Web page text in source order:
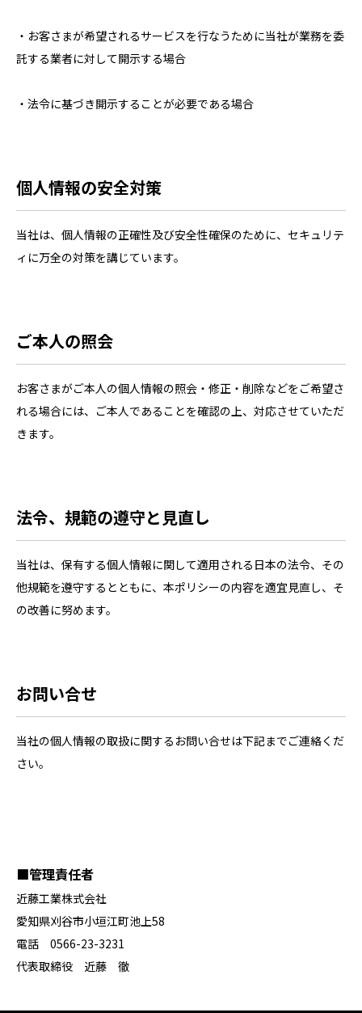
・お客さまが希望されるサービスを行なうために当社が業務を委
託する業者に対して開示する場合
・法令に基づき開示することが必要である場合
個人情報の安全対策
当社は、個人情報の正確性及び安全性確保のために、セキュリテ
ィに万全の対策を講じています。
ご本人の照会
お客さまがご本人の個人情報の照会・修正・削除などをご希望さ
れる場合には、ご本人であることを確認の上、対応させていただ
きます。
法令、規範の遵守と見直し
当社は、保有する個人情報に関して適用される日本の法令、その
他規範を遵守するとともに、本ポリシーの内容を適宜見直し、そ
の改善に努めます。
お問い合せ
当社の個人情報の取扱に関するお問い合せは下記までご連絡くだ
さい。
■管理責任者
近藤工業株式会社
愛知県刈谷市小垣江町池上58
電話 0566-23-3231
代表取締役 近藤 徹